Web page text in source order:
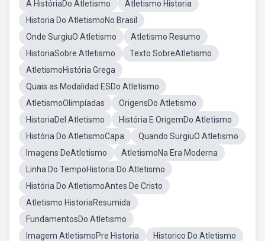
A HistóriaDo Atletismo
Atletismo Historia
Historia Do AtletismoNo Brasil
Onde SurgiuO Atletismo
Atletismo Resumo
HistoriaSobre Atletismo
Texto SobreAtletismo
AtletismoHistória Grega
Quais as Modalidad ESDo Atletismo
AtletismoOlimpíadas
OrigensDo Atletismo
HistoriaDel Atletismo
História E OrigemDo Atletismo
História Do AtletismoCapa
Quando SurgiuO Atletismo
Imagens DeAtletismo
AtletismoNa Era Moderna
Linha Do TempoHistoria Do Atletismo
História Do AtletismoAntes De Cristo
Atletismo HistoriaResumida
FundamentosDo Atletismo
Imagem AtletismoPre Historia
Historico Do Atletismo